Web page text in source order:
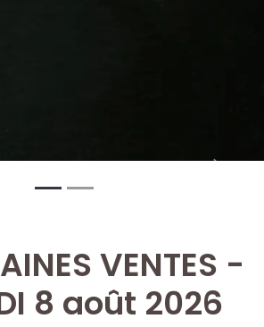
VENTES -
8 août 2026